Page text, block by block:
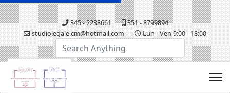
345 - 2238661
351 - 8799894
studiolegale.cm@hotmail.com
Lun - Ven 9:00 - 18:00